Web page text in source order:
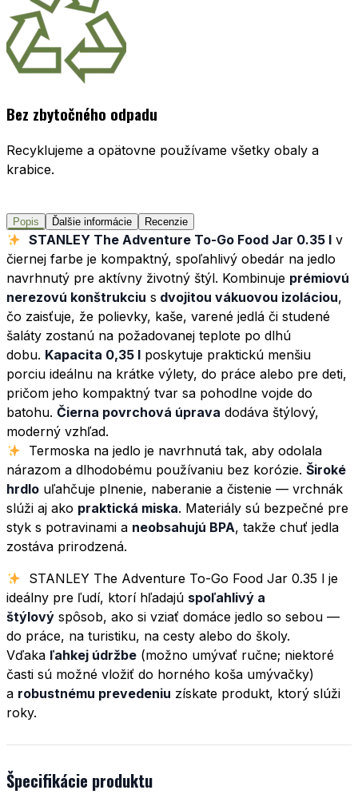
Bez zbytočného odpadu
Recyklujeme a opätovne používame všetky obaly a
krabice.
Popis Ďalšie informácie Recenzie
STANLEY The Adventure To-Go Food Jar 0.35 l v
čiernej farbe je kompaktný, spoľahlivý obedár na jedlo
navrhnutý pre aktívny životný štýl. Kombinuje prémiovú
nerezovú konštrukciu s dvojitou vákuovou izoláciou,
čo zaisťuje, že polievky, kaše, varené jedlá či studené
šaláty zostanú na požadovanej teplote po dlhú
dobu. Kapacita 0,35 l poskytuje praktickú menšiu
porciu ideálnu na krátke výlety, do práce alebo pre deti,
pričom jeho kompaktný tvar sa pohodlne vojde do
batohu. Čierna povrchová úprava dodáva štýlový,
moderný vzhľad.
Termoska na jedlo je navrhnutá tak, aby odolala
nárazom a dlhodobému používaniu bez korózie. Široké
hrdlo uľahčuje plnenie, naberanie a čistenie — vrchnák
slúži aj ako praktická miska. Materiály sú bezpečné pre
styk s potravinami a neobsahujú BPA, takže chuť jedla
zostáva prirodzená.
STANLEY The Adventure To-Go Food Jar 0.35 l je
ideálny pre ľudí, ktorí hľadajú spoľahlivý a
štýlový spôsob, ako si vziať domáce jedlo so sebou —
do práce, na turistiku, na cesty alebo do školy.
Vďaka ľahkej údržbe (možno umývať ručne; niektoré
časti sú možné vložiť do horného koša umývačky)
a robustnému prevedeniu získate produkt, ktorý slúži
roky.
Špecifikácie produktu